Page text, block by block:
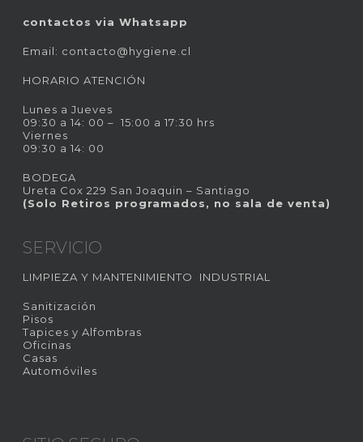
contactos via Whatsapp
Email: contacto@hygiene.cl
HORARIO ATENCIÓN
Lunes a Jueves
09:30 a 14: 00 – 15:00 a 17:30 hrs
Viernes
09:30 a 14: 00
BODEGA
Ureta Cox 229 San Joaquin – Santiago
(Solo Retiros programados, no sala de venta)
SERVICIO
LIMPIEZA Y MANTENIMIENTO INDUSTRIAL
Sanitización
Pisos
Tapices y Alfombras
Oficinas
Casas
Automóviles